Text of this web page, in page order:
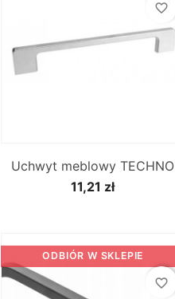
Uchwyt meblowy TECHNO
11,21 zł
favorite_border
ODBIÓR W SKLEPIE
favorite_border